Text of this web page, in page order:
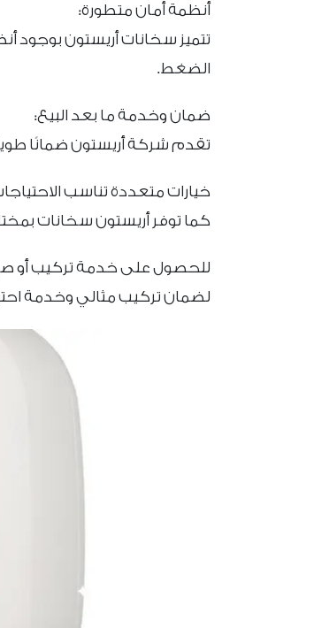
أنظمة أمان متطورة:
تتميز سخانات أريستون بوجود
الضغط.
ضمان وخدمة ما بعد البيع:
تقدم شركة أريستون ضمانًا طويل
خيارات متعددة تناسب
كما توفر أريستون سخانات
لضمان تركيب مثالي وخدمة